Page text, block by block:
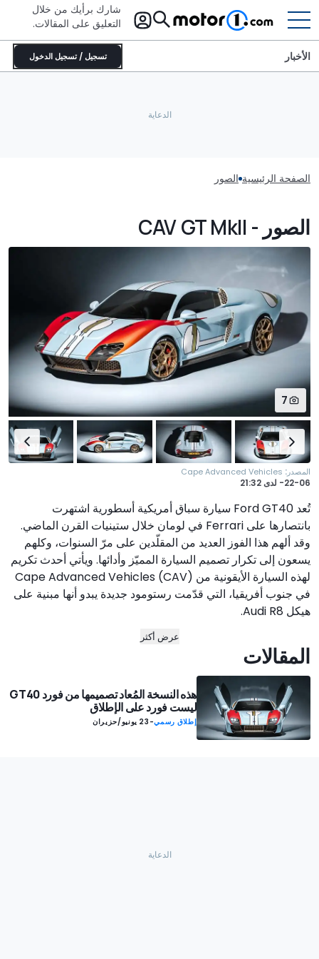
شارك برأيك من خلال
التعليق على المقالات.
تسجيل / تسجيل الدخول الأخبار
الصفحة الرئيسية الصور
الصور - CAV GT MkII
7
المصدر:
Cape Advanced Vehicles
22-06- لدى
تُعد Ford GT40 سيارة سباق أمريكية أسطورية اشتهرت
بانتصارها على Ferrari في لومان خلال ستينيات القرن الماضي.
وقد ألهم هذا الفوز العديد من المقلّدين على مرّ السنوات، وكلهم
يسعون إلى تكرار تصميم السيارة المميّز وأدائها. ويأتي أحدث تكريم
لهذه السيارة الأيقونية من Cape Advanced Vehicles (CAV)
في جنوب أفريقيا، التي قدّمت رستومود جديدة يبدو أنها مبنية على
هيكل Audi R8.
عرض أكثر
المقالات
هذه النسخة المُعاد تصميمها من فورد GT40
ليست فورد على الإطلاق
إطلاق رسمي- 23 يونيو/حزيران